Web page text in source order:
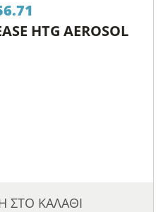
HTG AEROSOL
ΣΤΟ ΚΑΛΑΘΙ